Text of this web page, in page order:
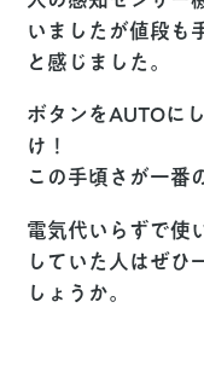
いましたが値段も
と感じました。
ボタンをAUTOに
け！
この手頃さが一番
電気代いらずで使
していた人はぜひ
しょうか。